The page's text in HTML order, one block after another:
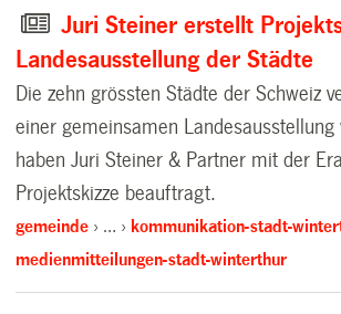
Juri Steiner erstellt
Landesausstellung der Städte
Die zehn grössten Städte der Schweiz
einer gemeinsamen Landesausstellung
haben Juri Steiner & Partner mit der
Projektskizze beauftragt.
gemeinde …
kommunikation-stadt-
medienmitteilungen-stadt-winterthur